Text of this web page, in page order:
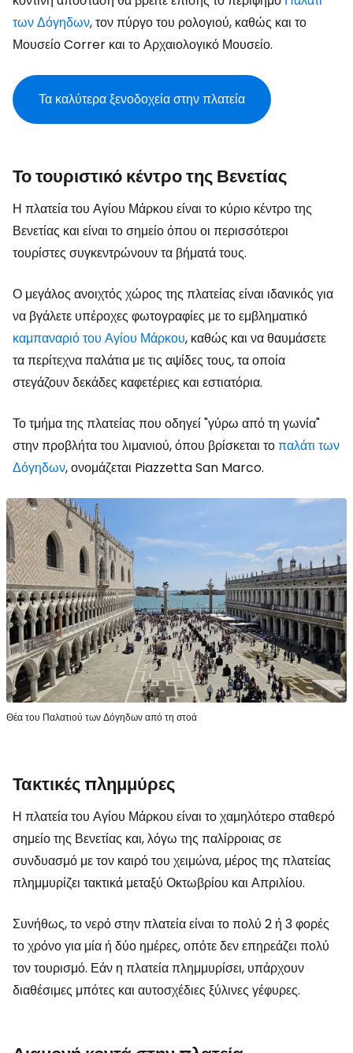
των Δόγηδων, τον πύργο του ρολογιού, καθώς και το
Μουσείο Correr και το Αρχαιολογικό Μουσείο.
Τα καλύτερα ξενοδοχεία στην πλατεία
Το τουριστικό κέντρο της Βενετίας
Η πλατεία του Αγίου Μάρκου είναι το κύριο κέντρο της
Βενετίας και είναι το σημείο όπου οι περισσότεροι
τουρίστες συγκεντρώνουν τα βήματά τους.
Ο μεγάλος ανοιχτός χώρος της πλατείας είναι ιδανικός για
να βγάλετε υπέροχες φωτογραφίες με το εμβληματικό
καμπαναριό του Αγίου Μάρκου, καθώς και να θαυμάσετε
τα περίτεχνα παλάτια με τις αψίδες τους, τα οποία
στεγάζουν δεκάδες καφετέριες και εστιατόρια.
Το τμήμα της πλατείας που οδηγεί "γύρω από τη γωνία"
στην προβλήτα του λιμανιού, όπου βρίσκεται τοπαλάτι των
Δόγηδων, ονομάζεται Piazzetta San Marco.
Θέα του Παλατιού των Δόγηδων από τη στοά
Τακτικές πλημμύρες
Η πλατεία του Αγίου Μάρκου είναι το χαμηλότερο σταθερό
σημείο της Βενετίας και, λόγω της παλίρροιας σε
συνδυασμό με τον καιρό του χειμώνα, μέρος της πλατείας
πλημμυρίζει τακτικά μεταξύ Οκτωβρίου και Απριλίου.
Συνήθως, το νερό στην πλατεία είναι το πολύ 2 ή 3 φορές
το χρόνο για μία ή δύο ημέρες, οπότε δεν επηρεάζει πολύ
τον τουρισμό. Εάν η πλατεία πλημμυρίσει, υπάρχουν
διαθέσιμες μπότες και αυτοσχέδιες ξύλινες γέφυρες.